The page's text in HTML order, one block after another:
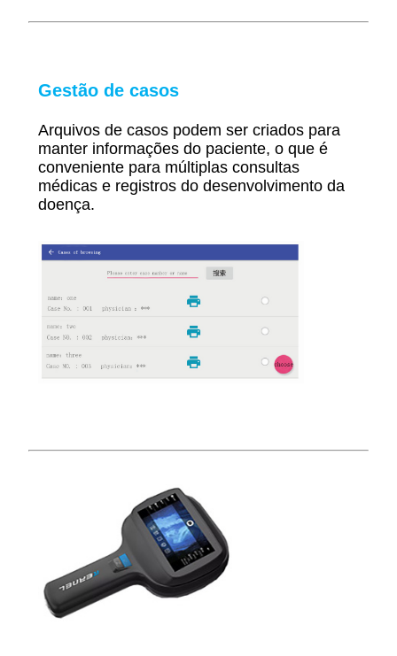
Gestão de casos
Arquivos de casos podem ser criados para
manter informações do paciente, o que é
conveniente para múltiplas consultas
médicas e registros do desenvolvimento da
doença.